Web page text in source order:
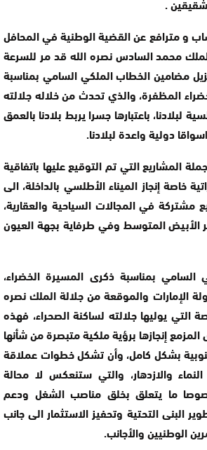
.
و مترافع عن القضية الوطنية في المحافل
محمد السادس نصره الله قد مر للسرعة
مضامين الخطاب الملكي السامي بمناسبة
الخضراء المظفرة، والذي تحدث من خلاله جلالته
لبلادنا، باعتبارها جسرا يربط بلادنا بالعمق
دولية واعدة لبلادنا.
المشاريع التي تم التوقيع عليها باتفاقية
خاصة إنجاز الميناء الأطلسي بالداخلة، الى
في المجالات السياحية والعقارية،
الأبيض المتوسط وفي طرفاية بجهة العيون
بمناسبة ذكرى المسيرة الخضراء،
الإمارات والموقعة من جلالة الملك نصره
التي يوليها جلالته لساكنة الصحراء، فهذه
المزمع إنجازها برؤية ملكية متبصرة من شأنها
بشكل كامل، وأن تشكل خطوات عملاقة
والازدهار، والتي ستنعكس لا محالة
ما يتعلق بخلق مناصب الشغل ودعم
البنى التحتية وتحفيز الاستثمار الى جانب
الوطنيين والأجانب.